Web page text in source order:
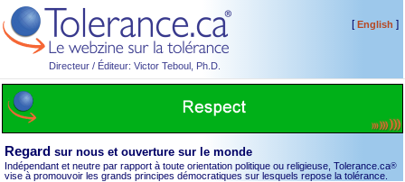
Directeur / Éditeur: Victor Teboul, Ph.D.
[English ]
Regard sur nous et ouverture sur le monde
Indépendant et neutre par rapport à toute orientation politique ou religieuse, Tolerance.ca®
vise à promouvoir les grands principes démocratiques sur lesquels repose la tolérance.